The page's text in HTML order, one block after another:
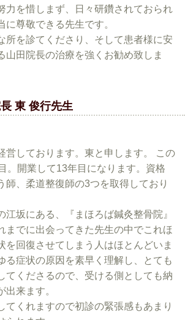
力を惜しまず、日々研鑽されておられ
に尊敬できる先生です。
所を診てくださり、そして患者様に安
山田院長の治療を強くお勧め致しま
東 俊行先生
営しております。東と申します。 この
。開業して13年目になります。資格
師、柔道整復師の3つを取得しており
江坂にある、『まほろば鍼灸整骨院』
までに出会ってきた先生の中でこれほ
を回復させてしまう人はほとんどいま
る症状の原因を素早く理解し、とても
てくださるので、受ける側としても納
出来ます。
てくれますので初診の緊張感もあまり